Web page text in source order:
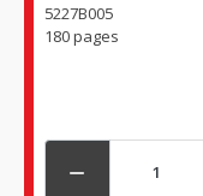
5227B005
180 pages
